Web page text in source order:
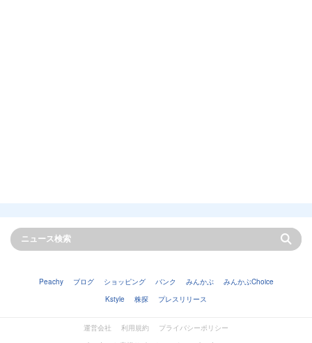
Peachy ブログ ショッピング バンク みんかぶ
みんかぶChoice
Kstyle
株探 プレスリリース
運営会社 利用規約
プライバシーポリシー